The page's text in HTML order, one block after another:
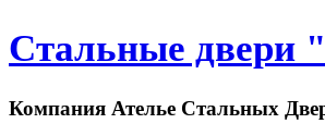
Стальные двери
Компания Ателье Стальных